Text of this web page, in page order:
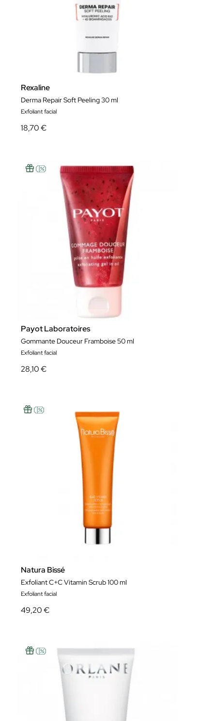
Rexaline
Derma Repair Soft Peeling 30 ml
Exfoliant facial
18,70 €
Payot Laboratoires
Gommante Douceur Framboise 50 ml
Exfoliant facial
28,10 €
Natura Bissé
Exfoliant C+C Vitamin Scrub 100 ml
Exfoliant facial
49,20 €